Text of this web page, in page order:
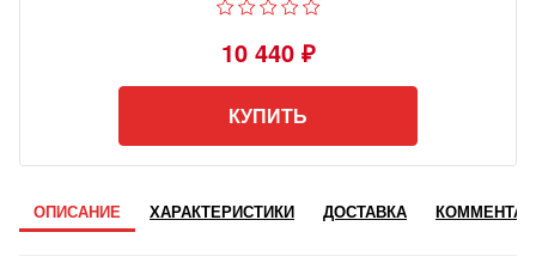
10 440 ₽
КУПИТЬ
ОПИСАНИЕ ХАРАКТЕРИСТИКИ ДОСТАВКА